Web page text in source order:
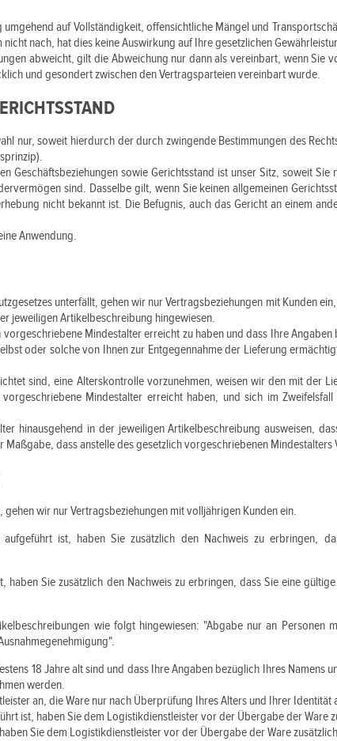
auf Vollständigkeit, offensichtliche Mängel und
nach, hat dies keine Auswirkung auf Ihre gesetzlichen
abweicht, gilt die Abweichung nur dann als vereinbart, wenn Sie
und gesondert zwischen den Vertragsparteien vereinbart wurde.
nur, soweit hierdurch der durch zwingende Bestimmungen des
Geschäftsbeziehungen sowie Gerichtsstand ist unser Sitz, soweit
sind. Dasselbe gilt, wenn Sie keinen allgemeinen
nicht bekannt ist. Die Befugnis, auch das Gericht an einem
Anwendung.
unterfällt, gehen wir nur Vertragsbeziehungen mit Kunden
jeweiligen Artikelbeschreibung hingewiesen.
Mindestalter erreicht zu haben und dass Ihre
oder solche von Ihnen zur Entgegennahme der Lieferung
sind, eine Alterskontrolle vorzunehmen, weisen wir den mit der
Mindestalter erreicht haben, und sich im
hinausgehend in der jeweiligen Artikelbeschreibung ausweisen,
dass anstelle des gesetzlich vorgeschriebenen
wir nur Vertragsbeziehungen mit volljährigen Kunden ein.
ist, haben Sie zusätzlich den Nachweis zu erbringen,
Sie zusätzlich den Nachweis zu erbringen, dass Sie eine
wie folgt hingewiesen: "Abgabe nur an Personen
18 Jahre alt sind und dass Ihre Angaben bezüglich Ihres Namens
werden.
an, die Ware nur nach Überprüfung Ihres Alters und Ihrer Identität
ist, haben Sie dem Logistikdienstleister vor der Übergabe der Ware
Sie dem Logistikdienstleister vor der Übergabe der Ware